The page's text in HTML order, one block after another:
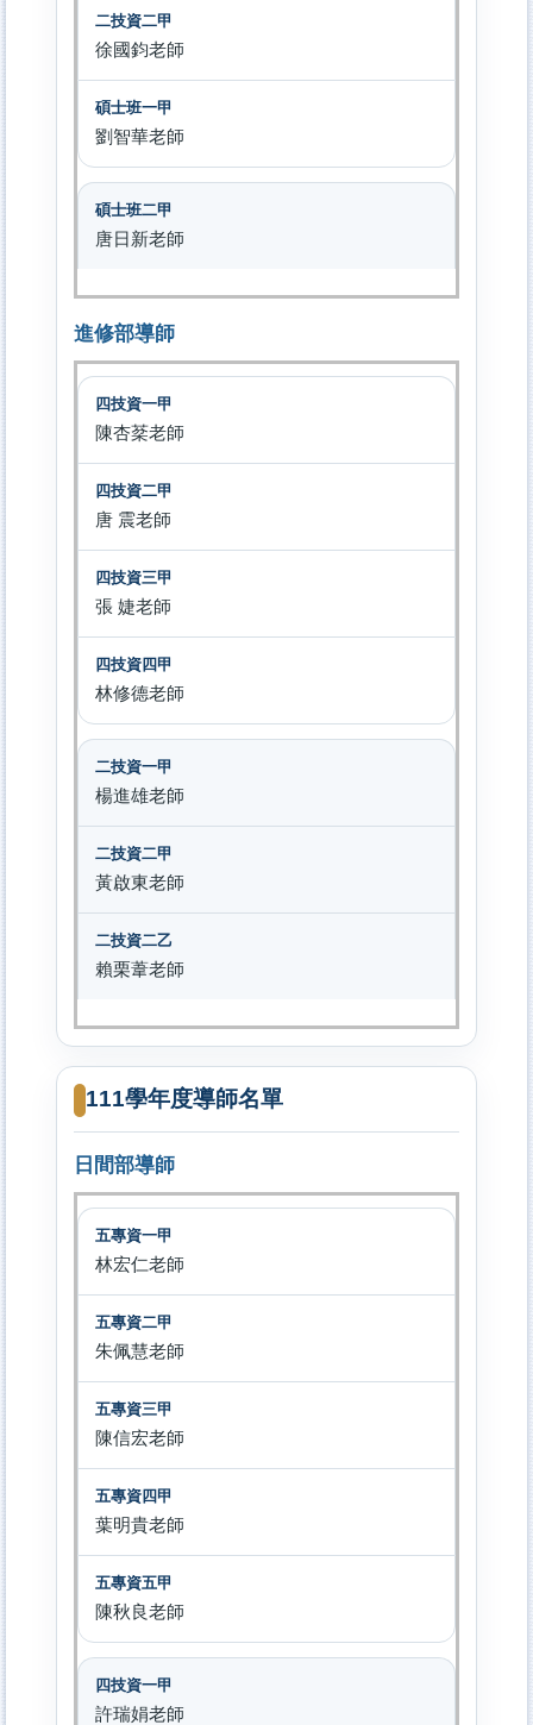
徐國鈞老師
劉智華老師
唐日新老師
進修部導師
陳杏棻老師
唐 震老師
張 婕老師
林修德老師
楊進雄老師
黃啟東老師
賴栗葦老師
111學年度導師名單
日間部導師
林宏仁老師
朱佩慧老師
陳信宏老師
葉明貴老師
陳秋良老師
許瑞娟老師